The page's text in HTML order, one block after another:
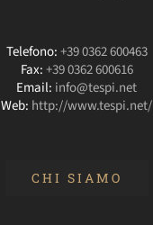
Telefono:+39 0362 600463
Fax:+39 0362 600616
Email: info@tespi.net
Web: http://www.tespi.net/
CHI SIAMO